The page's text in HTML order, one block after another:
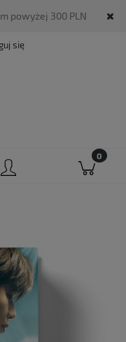
powyżej 300 PLN
się